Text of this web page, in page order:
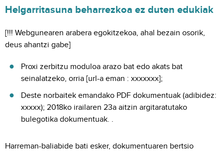
Helgarritasuna beharrezkoa ez duten edukiak
[!!! Webgunearen arabera egokitzekoa, ahal bezain osorik,
deus ahantzi gabe]
Proxi zerbitzu moduloa arazo bat edo akats bat
seinalatzeko, orria [url-a eman : xxxxxxx];
Deste norbaitek emandako PDF dokumentuak (adibidez:
xxxxx); 2018ko irailaren 23a aitzin argitaratutako
bulegotika dokumentuak. .
Harreman-baliabide bati esker, dokumentuaren bertsio